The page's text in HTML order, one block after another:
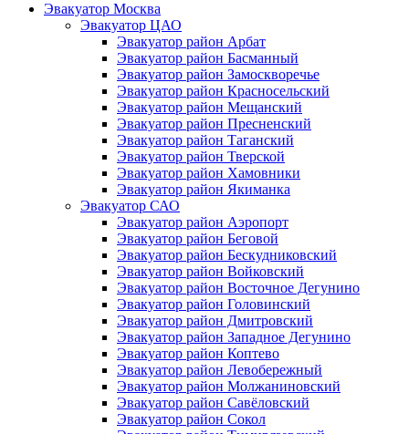
Эвакуатор Москва
Эвакуатор ЦАО
Эвакуатор район Арбат
Эвакуатор район Басманный
Эвакуатор район Замоскворечье
Эвакуатор район Красносельский
Эвакуатор район Мещанский
Эвакуатор район Пресненский
Эвакуатор район Таганский
Эвакуатор район Тверской
Эвакуатор район Хамовники
Эвакуатор район Якиманка
Эвакуатор САО
Эвакуатор район Аэропорт
Эвакуатор район Беговой
Эвакуатор район Бескудниковский
Эвакуатор район Войковский
Эвакуатор район Восточное Дегунино
Эвакуатор район Головинский
Эвакуатор район Дмитровский
Эвакуатор район Западное Дегунино
Эвакуатор район Коптево
Эвакуатор район Левобережный
Эвакуатор район Молжаниновский
Эвакуатор район Савёловский
Эвакуатор район Сокол